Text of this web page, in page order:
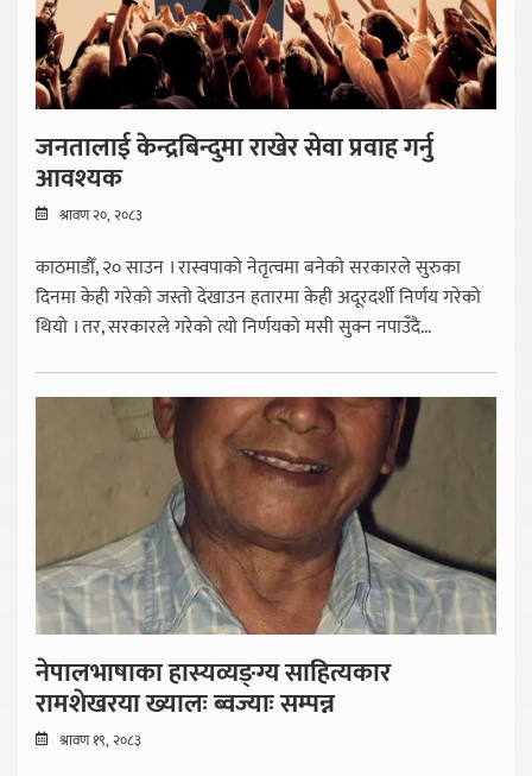
जनतालाई केन्द्रबिन्दुमा राखेर सेवा प्रवाह गर्नु
आवश्यक
श्रावण २०, २०८३
काठमाडौँ, २० साउन । रास्वपाको नेतृत्वमा बनेको सरकारले सुरुका
दिनमा केही गरेको जस्तो देखाउन हतारमा केही अदूरदर्शी निर्णय गरेको
थियो । तर, सरकारले गरेको त्यो निर्णयको मसी सुक्न नपाउँदै...
नेपालभाषाका हास्यव्यङ्ग्य साहित्यकार
रामशेखरया ख्यालः ब्वज्याः सम्पन्न
श्रावण १९, २०८३